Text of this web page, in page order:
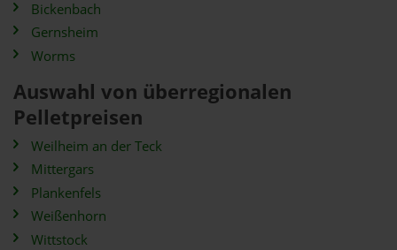
Bickenbach
Gernsheim
Worms
Auswahl von überregionalen
Pelletpreisen
Weilheim an der Teck
Mittergars
Plankenfels
Weißenhorn
Wittstock